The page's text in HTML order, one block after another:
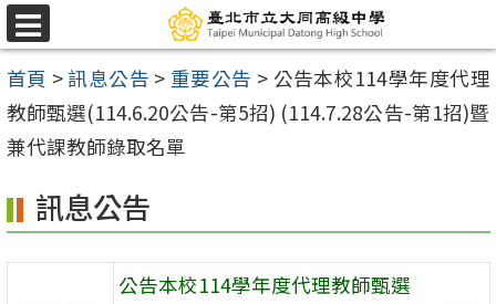
跳
至
主
要
內
區
選
單
首頁 >訊息公告 > 重要公告 > 公告本校114學年度代理
教師甄選(114.6.20公告-第5招) (114.7.28公告-第1招)暨
兼代課教師錄取名單
訊息公告
公告本校114學年度代理教師甄選